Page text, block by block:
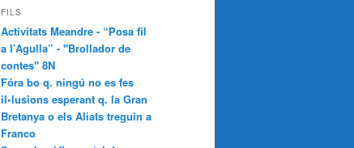
FILS
Activitats Meandre - “Posa fil
a l’Agulla” - "Brollador de
contes" 8N
Fóra bo q. ningú no es fes
il•lusions esperant q. la Gran
Bretanya o els Aliats treguin a
Franco